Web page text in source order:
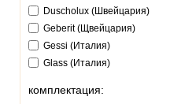
Duscholux (Швейцария)
Geberit (Щвейцария)
Gessi (Италия)
Glass (Италия)
Gorenje (Словения)
комплектация: